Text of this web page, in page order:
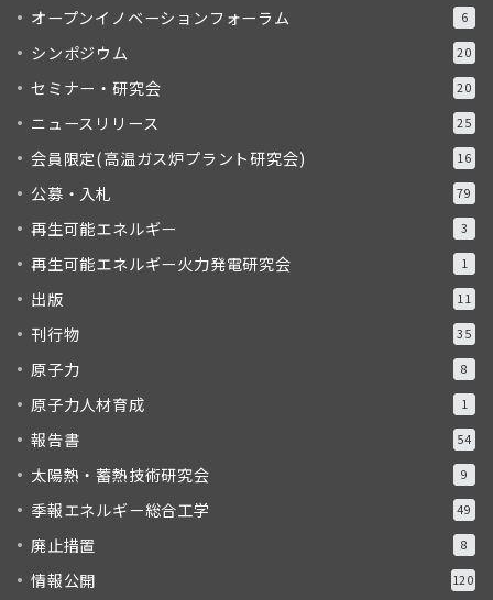
オープンイノベーションフォーラム 6
シンポジウム 20
セミナー・研究会 20
ニュースリリース 25
会員限定(高温ガス炉プラント研究会) 16
公募・入札 79
再生可能エネルギー 3
再生可能エネルギー火力発電研究会 1
出版 11
刊行物 35
原子力 8
原子力人材育成 1
報告書 54
太陽熱・蓄熱技術研究会 9
季報エネルギー総合工学 49
廃止措置 8
情報公開 120